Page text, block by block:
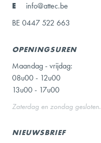
E
info@attec.be
BE 0447 522 663
OPENINGSUREN
Maandag - vrijdag:
08u00 - 12u00
13u00 - 17u00
Zaterdag en zondag gesloten.
NIEUWSBRIEF